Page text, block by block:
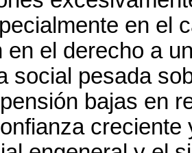
en el
en el derecho a
social pesada
bajas en